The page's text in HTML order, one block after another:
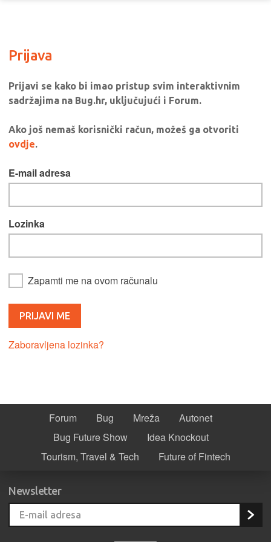
Prijava
Prijavi se kako bi imao pristup svim interaktivnim
sadržajima na Bug.hr, uključujući i Forum.
Ako još nemaš korisnički račun, možeš ga otvoriti
ovdje.
E-mail adresa
Lozinka
Zapamti me na ovom računalu
Zaboravljena lozinka?
Forum Bug Mreža
Autonet
Bug Future Show
Idea Knockout
Tourism, Travel & Tech
Future of Fintech
Newsletter